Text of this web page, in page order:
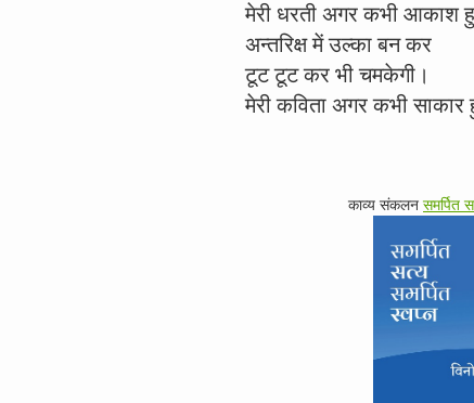
मेरी धरती अगर कभी आकाश
अन्तरिक्ष में उल्का बन कर
टूट टूट कर भी चमकेगी।
मेरी कविता अगर कभी साकार
काव्य संकलन समर्पित